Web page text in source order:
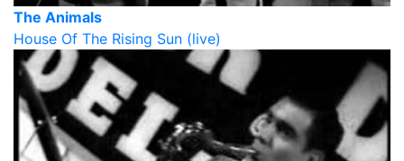
The Animals
House Of The Rising Sun (live)